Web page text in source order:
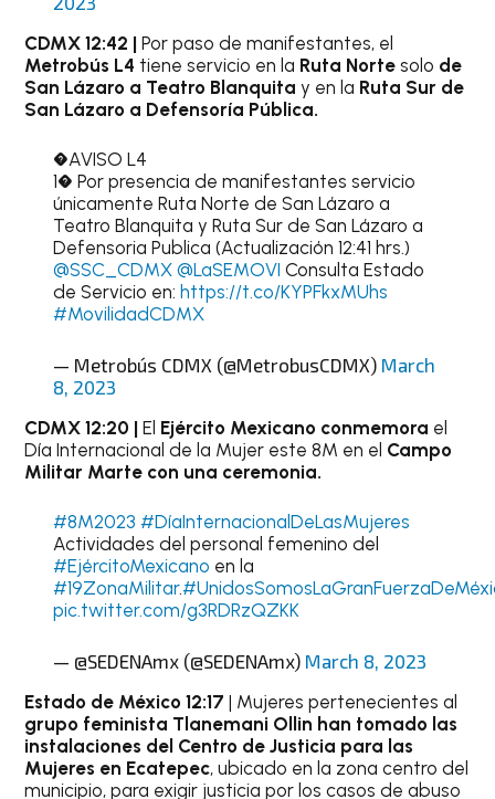
CDMX 12:42 | Por paso de manifestantes, el
Metrobús L4 tiene servicio en la Ruta Norte solo de
San Lázaro a Teatro Blanquita y en la Ruta Sur de
San Lázaro a Defensoría Pública.
�AVISO L4
1� Por presencia de manifestantes servicio
únicamente Ruta Norte de San Lázaro a
Teatro Blanquita y Ruta Sur de San Lázaro a
Defensoria Publica (Actualización 12:41 hrs.)
@SSC_CDMX @LaSEMOVI Consulta Estado
de Servicio en: https://t.co/KYPFkxMUhs
#MovilidadCDMX
— Metrobús CDMX (@MetrobusCDMX) March
8, 2023
CDMX 12:20 | El Ejército Mexicano conmemora el
Día Internacional de la Mujer este 8M en el Campo
Militar Marte con una ceremonia.
#8M2023 #DíaInternacionalDeLasMujeres
Actividades del personal femenino del
#EjércitoMexicano en la
#19ZonaMilitar.
pic.twitter.com/g3RDRzQZKK
— @SEDENAmx (@SEDENAmx) March 8, 2023
Estado de México 12:17 | Mujeres pertenecientes al
grupo feminista Tlanemani Ollin han tomado las
instalaciones del Centro de Justicia para las
Mujeres en Ecatepec, ubicado en la zona centro del
municipio, para exigir justicia por los casos de abuso